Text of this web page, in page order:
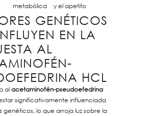
metabólica
y el apetito
GENÉTICOS
EN LA
AL
HCL
alacetaminofén-pseudoefedrina
significativamente influenciada
genéticos, lo que arroja luz sobre la